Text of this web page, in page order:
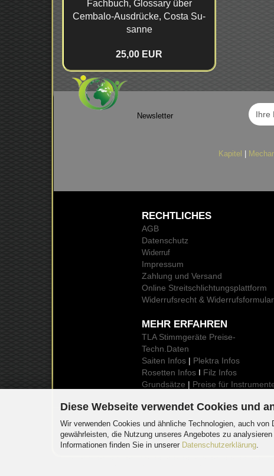
Diese Webseite verwendet Cookies und
Wir verwenden Cookies und ähnliche Technologien, auch
gewährleisten, die Nutzung unseres Angebotes zu
Informationen finden Sie in unserer Datenschutzerklärung
Fach­buch, Glos­sa­ry über
Cembalo-​Ausdrücke, Costa Su­
san­ne
25,00 EUR
Newsletter
Kapitel
RECHTLICHES
AGB
Datenschutz
Widerruf
Impressum
Zahlung und Versand
Online Streitschlichtungsplattform
Widerrufsrecht & Widerrufsformular
MEHR ERFAHREN
TLA Stimmgeräte Preise-
Techn.Daten
Saiten Infos | Plektra Infos
Rosetten Infos I Filz Infos
Grundsätze | Preise für